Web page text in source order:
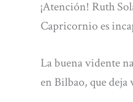
¡Atención! Ruth
Capricornio es
La buena vidente
en Bilbao, que